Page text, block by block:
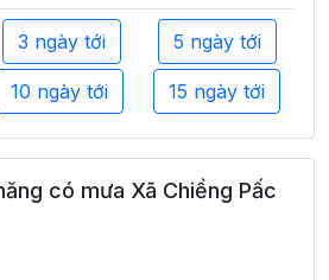
3 ngày tới 5 ngày tới
10 ngày tới 15 ngày tới
có mưa Xã Chiềng Pấc